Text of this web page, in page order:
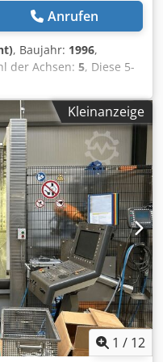
angebauter
• pneumatische
etc. Zustand : Gut
Ausbildung oder
hier für ein Video der
möglich, FCA
Rechnungserhalt
große Auswahl an
Sie Ihren Bedarf an
Anrufen
, Baujahr: 1996,
der Achsen: 5, Diese 5-
MAHO DMU 50V wurde
eine Millplus-Steuerung
externe
sowie einen
Spannzangen.
Fräsleistungen
angebotene
ziehen. Kontaktieren
zu dieser Maschine.
für
Technische
wird mit einem
der C-Achse
40 bar • Externe
• Gegenhalter
am Tisch •
– 2 teilweise
Kleinanzeige
1 / 12